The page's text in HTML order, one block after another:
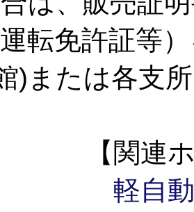
転免許証等
)または各支
【関連
軽自